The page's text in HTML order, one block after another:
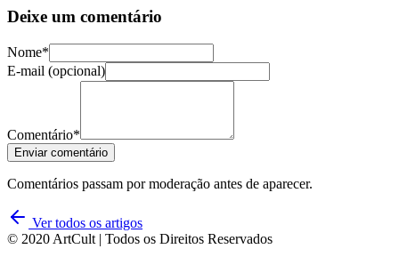
Deixe um comentário
Nome*
E-mail (opcional)
Comentário*
Enviar comentário
Comentários passam por moderação antes de aparecer.
Ver todos os artigos
© 2020 ArtCult | Todos os Direitos Reservados